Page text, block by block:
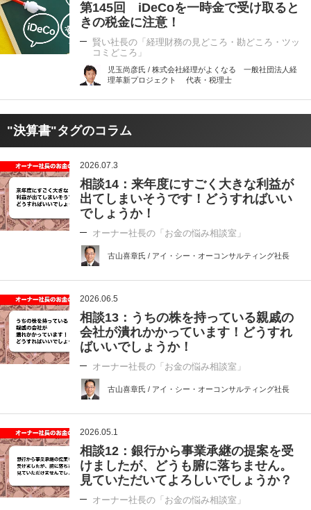
第145回 iDeCoを一時金で受け取ると
きの税金に注意！
賢い社長の「経理財務の見どころ・勘どころ・ツッ
コミどころ」
児玉尚彦氏 / 株式会社経理がよくなる 一般社団法人経
理革新プロジェクト 代表・税理士
"決算書"タグのコラム
2026.07.3
相談14：来年度にすごく大きな利益が
出てしまいそうです！どうすればいい
でしょうか！
オーナー社長の「お金の悩み相談室」
古山喜章氏 / アイ・シー・オーコンサルティング社長
2026.06.5
相談13：うちの株を持っている親戚の
会社が潰れかかっています！どうすれ
ばいいでしょうか！
オーナー社長の「お金の悩み相談室」
古山喜章氏 / アイ・シー・オーコンサルティング社長
2026.05.1
相談12：銀行から事業承継の提案を受
けましたが、どうも腑に落ちません。
見ていただいてよろしいでしょうか？
オーナー社長の「お金の悩み相談室」